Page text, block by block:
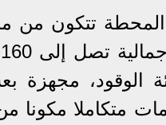
المحطة تتكون
الوقود، مجهزة
متكاملا مكونا